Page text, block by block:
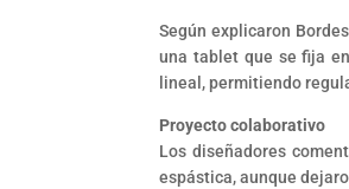
Según explicaron
una tablet que se fija
lineal, permitiendo
Proyecto colaborativo
Los diseñadores
espástica, aunque